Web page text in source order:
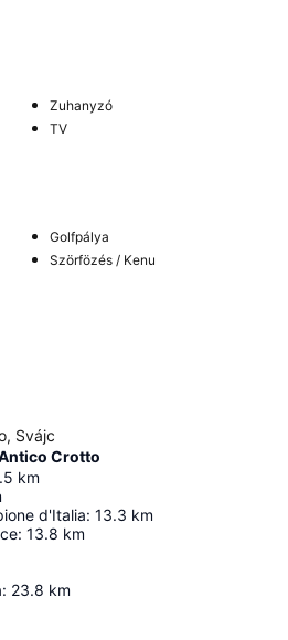
Zuhanyzó
TV
Golfpálya
Szörfözés / Kenu
Svájc
Crotto
km
d'Italia: 13.3 km
: 13.8 km
: 23.8 km